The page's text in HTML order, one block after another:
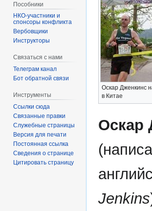
Оскар Дженкинс
в Китае
Оскар
Jenkins
Пособники
спонсоры конфликта
‏‎Вербовщики
Инструкторы
Связаться с нами
Телеграм канал
Бот обратной связи
Инструменты
Ссылки сюда
Связанные правки
Служебные страницы
Версия для печати
Постоянная ссылка
Сведения о странице
Цитировать страницу